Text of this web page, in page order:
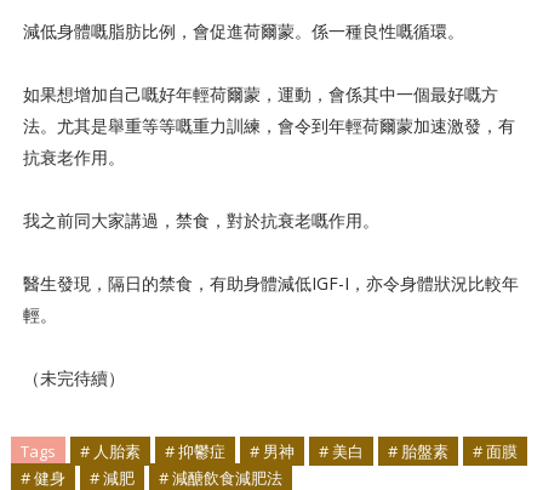
減低身體嘅脂肪比例，會促進荷爾蒙。係一種良性嘅循環。
如果想增加自己嘅好年輕荷爾蒙，運動，會係其中一個最好嘅方
法。尤其是舉重等等嘅重力訓練，會令到年輕荷爾蒙加速激發，有
抗衰老作用。
我之前同大家講過，禁食，對於抗衰老嘅作用。
醫生發現，隔日的禁食，有助身體減低IGF-I，亦令身體狀況比較年
輕。
（未完待續）
Tags # 人胎素 # 抑鬱症 # 男神 # 美白 # 胎盤素
# 面膜
# 健身
# 減肥 # 減醣飲食減肥法